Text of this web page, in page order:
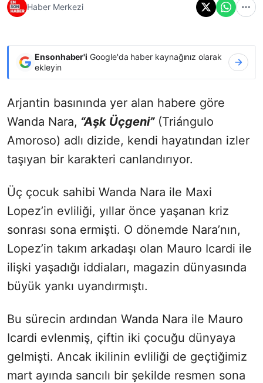
Haber Merkezi
Ensonhaber'i Google'da haber kaynağınız olarak
ekleyin
Arjantin basınında yer alan habere göre
Wanda Nara, “Aşk Üçgeni”(Triángulo
Amoroso) adlı dizide, kendi hayatından izler
taşıyan bir karakteri canlandırıyor.
Üç çocuk sahibi Wanda Nara ile Maxi
Lopez’in evliliği, yıllar önce yaşanan kriz
sonrası sona ermişti. O dönemde Nara’nın,
Lopez’in takım arkadaşı olan Mauro Icardi ile
ilişki yaşadığı iddiaları, magazin dünyasında
büyük yankı uyandırmıştı.
Bu sürecin ardından Wanda Nara ile Mauro
Icardi evlenmiş, çiftin iki çocuğu dünyaya
gelmişti. Ancak ikilinin evliliği de geçtiğimiz
mart ayında sancılı bir şekilde resmen sona